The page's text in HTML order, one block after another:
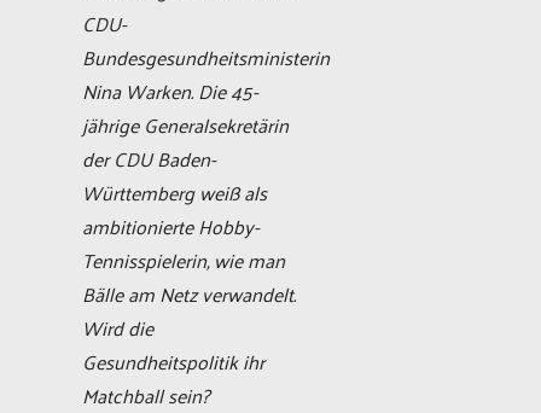
CDU-
Bundesgesundheitsministerin
Nina Warken. Die 45-
jährige Generalsekretärin
der CDU Baden-
Württemberg weiß als
ambitionierte Hobby-
Tennisspielerin, wie man
Bälle am Netz verwandelt.
Wird die
Gesundheitspolitik ihr
Matchball sein?